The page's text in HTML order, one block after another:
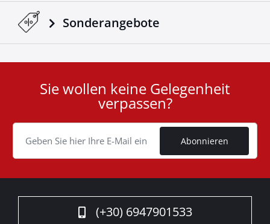
Sonderangebote
Cookie
Sie wollen keine Gelegenheit
verpassen?
Abonnieren
(+30) 6947901533